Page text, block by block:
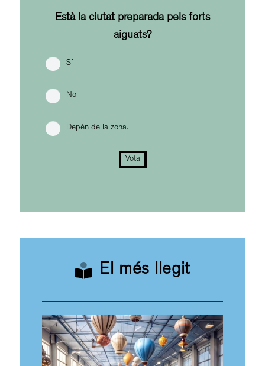
Està la ciutat preparada pels forts
aiguats?
Sí
No
Depèn de la zona.
Vota
El més llegit